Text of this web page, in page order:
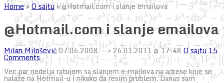
Home»O sajtu»@Hotmail.com i slanje emailova
@Hotmail.com i slanje emailova
Milan Milošević 07.06.2008. --> 26.01.2011 @ 17:48 O sajtu 15
Comments
Vec par nedelja ratujem sa slanjem e-mailova na adrese koje se
nalaze na Hotmail-u i nikako da resim problem. Danas sam